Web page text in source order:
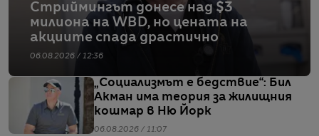
Стриймингът донесе над $3
милиона на WBD, но цената на
акциите спада драстично
06.08.2026 / 12:36
„Социализмът е бедствие“: Бил
Акман има теория за жилищния
кошмар в Ню Йорк
06.08.2026 / 11:07